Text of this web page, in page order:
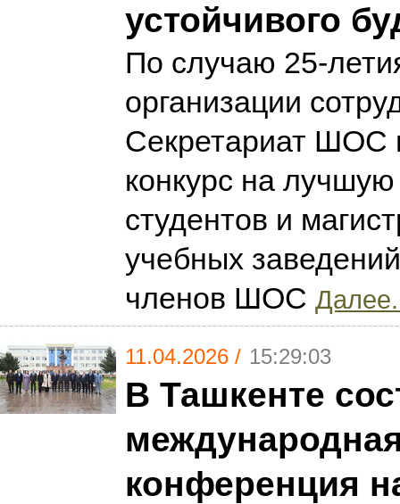
устойчивого
По случаю 25-
организации
Секретариат ШОС
конкурс на
студентов и
учебных
членов ШОС
11.04.2026 / 15:29:03
В Ташкенте
конференция